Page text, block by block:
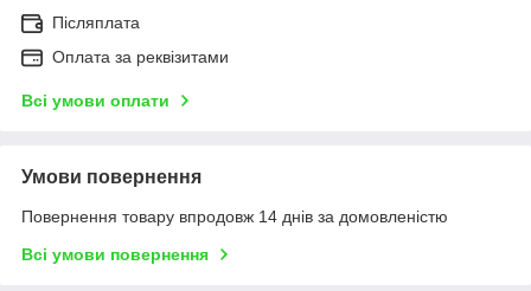
Післяплата
Оплата за реквізитами
Всі умови оплати
Умови повернення
Повернення товару впродовж 14 днів за домовленістю
Всі умови повернення